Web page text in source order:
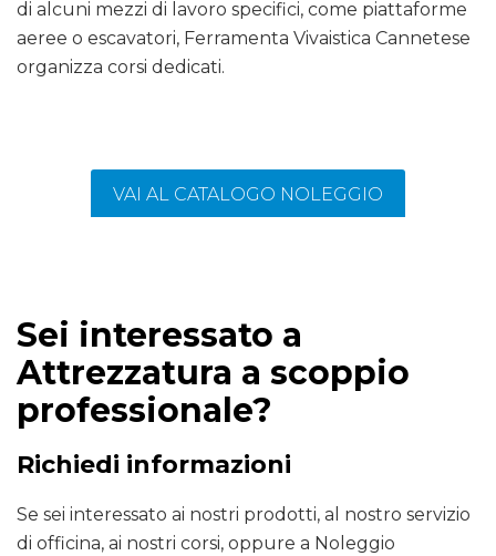
di alcuni mezzi di lavoro specifici, come piattaforme
aeree o escavatori, Ferramenta Vivaistica Cannetese
organizza corsi dedicati.
VAI AL CATALOGO NOLEGGIO
Sei interessato a
Attrezzatura a scoppio
professionale?
Richiedi informazioni
Se sei interessato ai nostri prodotti, al nostro servizio
di officina, ai nostri corsi, oppure a Noleggio